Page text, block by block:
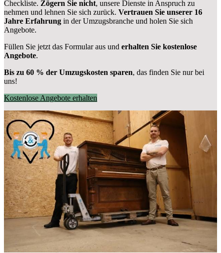
Checkliste. Zögern Sie nicht, unsere Dienste in Anspruch zu
nehmen und lehnen Sie sich zurück. Vertrauen Sie unserer 16
Jahre Erfahrung in der Umzugsbranche und holen Sie sich
Angebote.
Füllen Sie jetzt das Formular aus und erhalten Sie kostenlose
Angebote.
Bis zu 60 % der Umzugskosten sparen, das finden Sie nur bei
uns!
Kostenlose Angebote erhalten